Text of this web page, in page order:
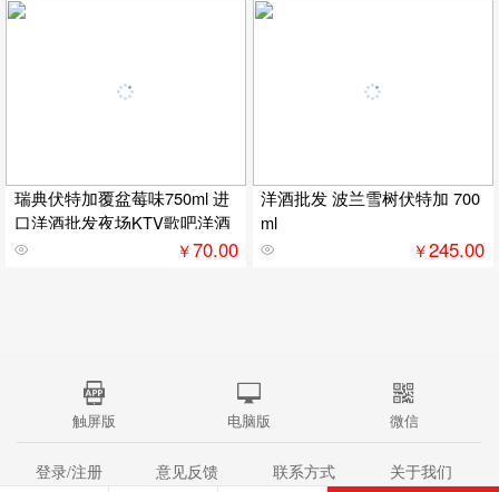
瑞典伏特加覆盆莓味750ml 进
口洋酒批发夜场KTV歌吧洋酒
￥70.00
洋酒批发 波兰雪树伏特加 700
ml
￥245.00
触屏版 电脑版 微信
登录/注册 意见反馈 联系方式 关于我们